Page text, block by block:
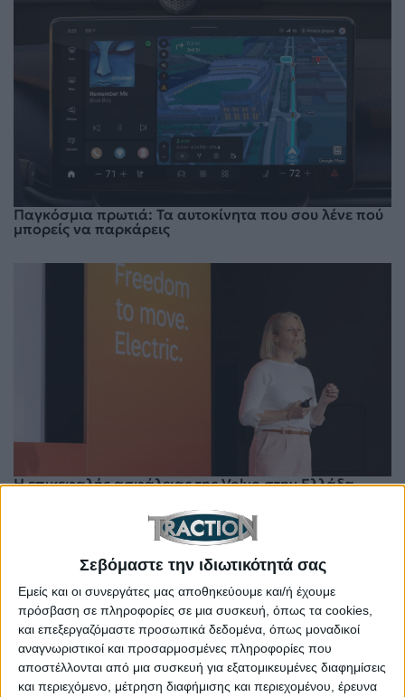
Σεβόμαστε την ιδιωτικότητά σας
Εμείς και οι συνεργάτες μας αποθηκεύουμε και/ή έχουμε
πρόσβαση σε πληροφορίες σε μια συσκευή, όπως τα cookies,
και επεξεργαζόμαστε προσωπικά δεδομένα, όπως μοναδικοί
αναγνωριστικοί και προσαρμοσμένες πληροφορίες που
αποστέλλονται από μια συσκευή για εξατομικευμένες διαφημίσεις
και περιεχόμενο, μέτρηση διαφήμισης και περιεχομένου, έρευνα
Παγκόσμια πρωτιά: Τα αυτοκίνητα που σου λένε πού
μπορείς να παρκάρεις
Η επικεφαλής ασφάλειας της Volvo στην Ελλάδα –